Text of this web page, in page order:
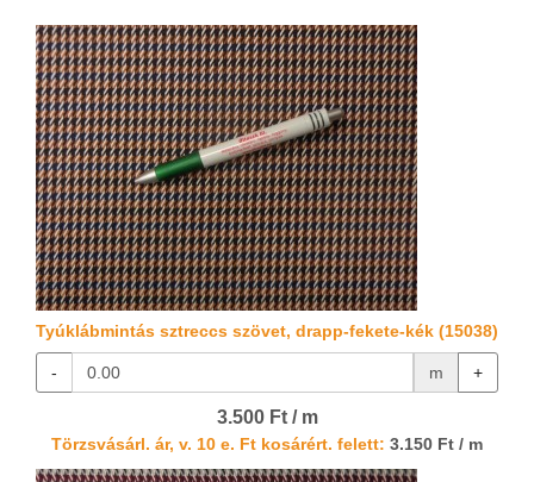
Tyúklábmintás sztreccs szövet, drapp-fekete-kék (15038)
- m +
3.500 Ft / m
Törzsvásárl. ár, v. 10 e. Ft kosárért. felett: 3.150 Ft / m